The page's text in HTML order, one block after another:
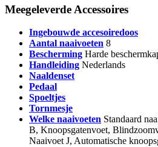
Meegeleverde Accessoires
Ingebouwde accesoiredoos
Aantal naaivoeten 8
Bescherming Harde
Handleiding Nederlands
Naaldenset
Pedaal
Spoeltjes
Tornmesje
Welke naaivoeten Standaard
B, Knoopsgatenvoet,
Naaivoet J, Automatische